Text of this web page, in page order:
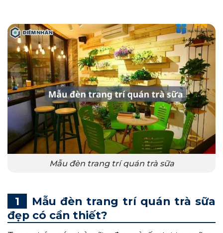
Mẫu đèn trang trí quán trà sữa
Mẫu đèn trang trí quán trà sữa
đẹp có cần thiết?